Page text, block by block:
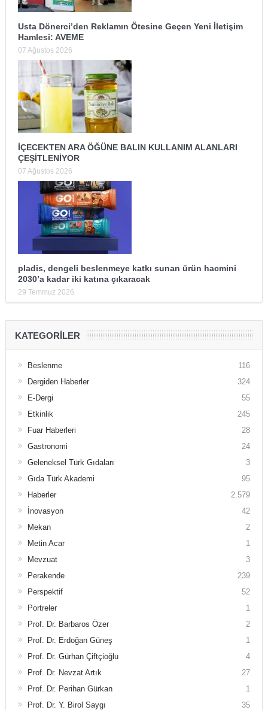
Usta Dönerci’den Reklamın Ötesine Geçen Yeni İletişim
Hamlesi: AVEME
07 Ağustos 2026
İÇECEKTEN ARA ÖĞÜNE BALIN KULLANIM ALANLARI
ÇEŞİTLENİYOR
07 Ağustos 2026
pladis, dengeli beslenmeye katkı sunan ürün hacmini
2030’a kadar iki katına çıkaracak
29 Temmuz 2026
KATEGORILER
Beslenme
116
Dergiden Haberler
324
E-Dergi
55
Etkinlik
245
Fuar Haberleri
28
Gastronomi
24
Geleneksel Türk Gıdaları
3
Gıda Türk Akademi
95
Haberler
2.579
İnovasyon
42
Mekan
2
Metin Acar
1
Mevzuat
3
Perakende
239
Perspektif
52
Portreler
1
Prof. Dr. Barbaros Özer
2
Prof. Dr. Erdoğan Güneş
1
Prof. Dr. Gürhan Çiftçioğlu
4
Prof. Dr. Nevzat Artık
27
Prof. Dr. Perihan Gürkan
1
Prof. Dr. Y. Birol Saygı
35